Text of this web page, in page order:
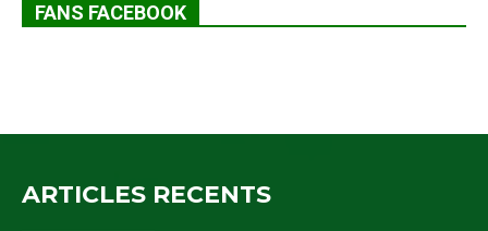
FANS FACEBOOK
ARTICLES RECENTS